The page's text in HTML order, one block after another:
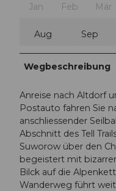
Jan Feb Mär
Aug Sep
Wegbeschreibung
Anreise nach Altdorf
Postauto fahren Sie
anschliessender
Abschnitt des Tell
Suworow über den
begeistert mit
Bilck auf die
Wanderweg führt